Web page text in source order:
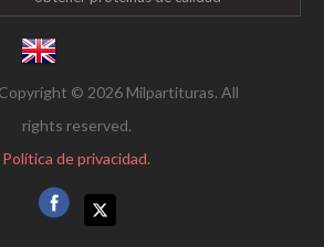
© 2026 Milpartituras. All
rights reserved.
Política de privacidad.